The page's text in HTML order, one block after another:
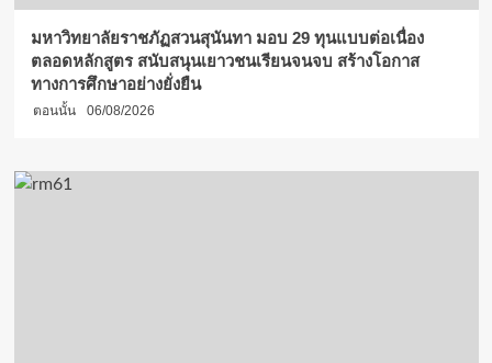
มหาวิทยาลัยราชภัฏสวนสุนันทา มอบ 29 ทุนแบบต่อเนื่อง
ตลอดหลักสูตร สนับสนุนเยาวชนเรียนจนจบ สร้างโอกาส
ทางการศึกษาอย่างยั่งยืน
ตอนนั้น 06/08/2026